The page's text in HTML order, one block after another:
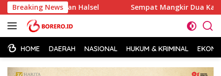
Langsung
ke
konten
Breaking News
Halsel Sempat Mangkir Dua Kali, Kepsek
HOME DAERAH NASIONAL HUKUM & KRIMINAL